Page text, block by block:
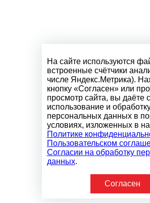
На сайте используются
встроенные счётчики
числе Яндекс.Метрика).
кнопку «Согласен» или
просмотр сайта, вы даёте
использование и
персональных данных в
условиях, изложенных в
Политике
Пользовательском
Согласии на обработку
данных.
Согласен